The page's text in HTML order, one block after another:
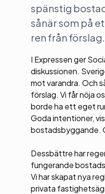
spänstig
sånär som på
ren från förslag.
I Expressen ger
diskussionen.
mot varandra. Och
förslag. Vi får nöja
borde ha ett eget
Goda intentioner,
bostadsbyggande.
Dessbättre har
fungerande
Vi har skapat nya
privata